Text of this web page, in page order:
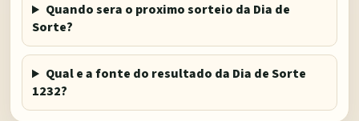
Quando sera o proximo sorteio da Dia de
Sorte?
Qual e a fonte do resultado da Dia de Sorte
1232?